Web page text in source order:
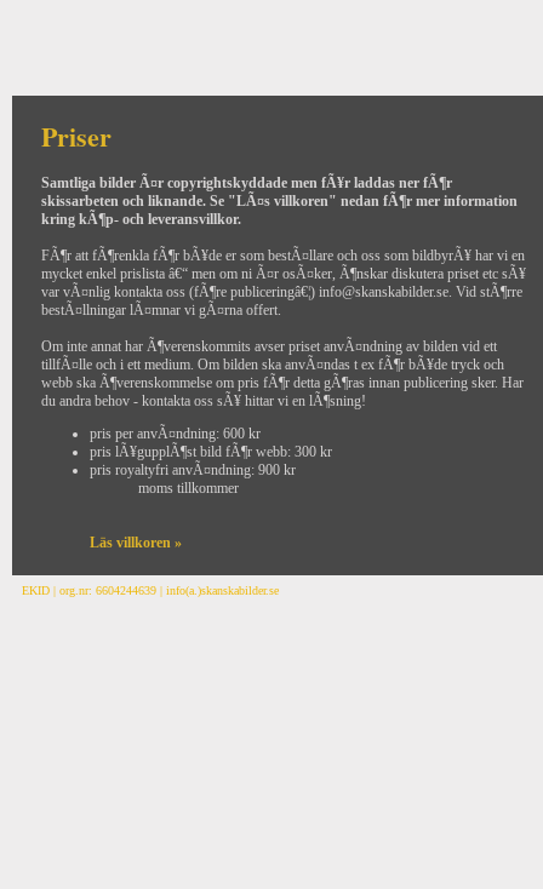
Priser
Samtliga bilder Ã¤r copyrightskyddade men fÃ¥r laddas ner fÃ¶r
skissarbeten och liknande. Se "LÃ¤s villkoren" nedan fÃ¶r mer information
kring kÃ¶p- och leveransvillkor.
FÃ¶r att fÃ¶renkla fÃ¶r bÃ¥de er som bestÃ¤llare och oss som bildbyrÃ¥ har vi en
mycket enkel prislista â€“ men om ni Ã¤r osÃ¤ker, Ã¶nskar diskutera priset etc sÃ¥
var vÃ¤nlig kontakta oss (fÃ¶re publiceringâ€¦) info@skanskabilder.se. Vid stÃ¶rre
bestÃ¤llningar lÃ¤mnar vi gÃ¤rna offert.
Om inte annat har Ã¶verenskommits avser priset anvÃ¤ndning av bilden vid ett
tillfÃ¤lle och i ett medium. Om bilden ska anvÃ¤ndas t ex fÃ¶r bÃ¥de tryck och
webb ska Ã¶verenskommelse om pris fÃ¶r detta gÃ¶ras innan publicering sker. Har
du andra behov - kontakta oss sÃ¥ hittar vi en lÃ¶sning!
pris per anvÃ¤ndning: 600 kr
pris lÃ¥gupplÃ¶st bild fÃ¶r webb: 300 kr
pris royaltyfri anvÃ¤ndning: 900 kr
moms tillkommer
Läs villkoren »
EKID | org.nr: 6604244639 | info(a.)skanskabilder.se